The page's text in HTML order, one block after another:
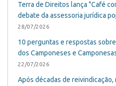
Terra de Direitos lança "Café
debate da assessoria jurídica
28/07/2026
10 perguntas e respostas
dos Camponeses e
22/07/2026
Após décadas de